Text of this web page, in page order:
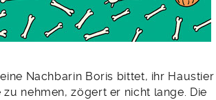
Nachbarin Boris bittet, ihr Haustier
zu nehmen, zögert er nicht lange. Die